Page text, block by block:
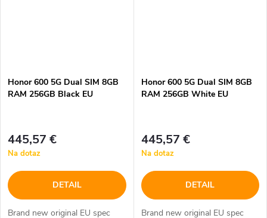
Honor 600 5G Dual SIM 8GB
RAM 256GB Black EU
445,57 €
Na dotaz
DETAIL
Brand new original EU spec
Honor 600 5G Dual SIM 8GB
RAM 256GB White EU
445,57 €
Na dotaz
DETAIL
Brand new original EU spec